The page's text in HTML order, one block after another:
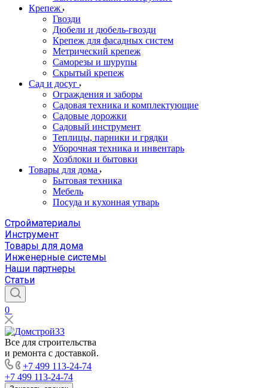
Крепеж
Гвозди
Дюбели и дюбель-гвозди
Крепеж для фасадных систем
Метрический крепеж
Саморезы и шурупы
Скрытый крепеж
Сад и досуг
Ограждения и заборы
Садовая техника и комплектующие
Садовые дорожки
Садовый инструмент
Теплицы, парники и грядки
Уборочная техника и инвентарь
Хозблоки и бытовки
Товары для дома
Бытовая техника
Мебель
Посуда и кухонная утварь
Стройматериалы
Инструмент
Товары для дома
Инженерные системы
Наши партнеры
Статьи
0
Все для строительства
и ремонта с доставкой.
+7 499 113-24-74
+7 499 113-24-74